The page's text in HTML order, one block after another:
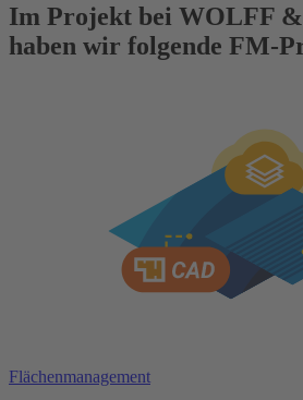
Im Projekt bei WOLFF
haben wir folgende FM-
Flächenmanagement